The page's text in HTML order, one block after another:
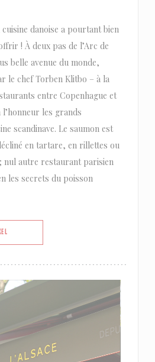
danoise a pourtant bien
! À deux pas de l’Arc de
belle avenue du monde,
le chef Torben Klitbo – à la
entre Copenhague et
les grands
scandinave. Le saumon est
en tartare, en rillettes ou
nul autre restaurant parisien
les secrets du poisson
((OPENT IN EEN NIEUW VENSTER))